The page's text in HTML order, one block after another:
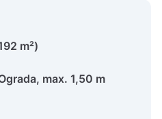
m²)
max. 1,50 m